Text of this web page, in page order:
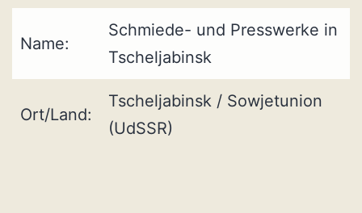
Name:
Schmiede- und Presswerke in
Tscheljabinsk
Ort/Land:
Tscheljabinsk / Sowjetunion
(UdSSR)